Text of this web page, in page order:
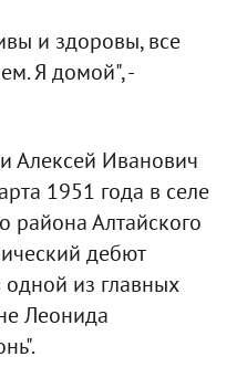
и здоровы, все
Я домой", -
Алексей Иванович
1951 года в селе
района Алтайского
дебют
одной из главных
Леонида